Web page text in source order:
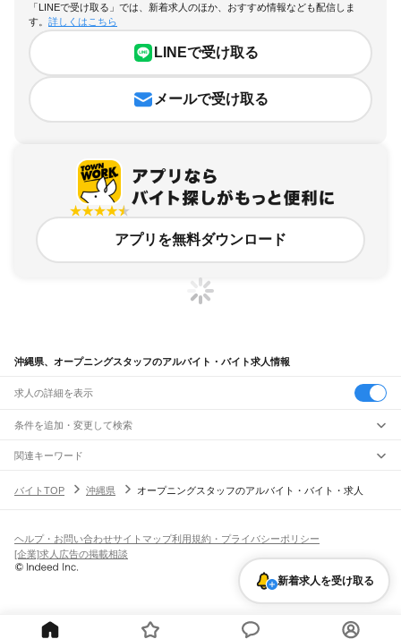
「LINEで受け取る」では、新着求人のほか、おすすめ情報なども配信しま
す。 詳しくはこちら
LINEで受け取る
メールで受け取る
アプリを無料ダウンロード
沖縄県、オープニングスタッフのアルバイト・バイト求人情報
求人の詳細を表示
条件を追加・変更して検索
市区町村を追加・変更
沖縄県すべて
駅を追加・変更
那覇空港駅
赤嶺駅 小禄駅 奥武山公園駅壺川駅 旭橋駅 県庁前駅 美栄橋駅
安里駅
おもろまち駅 古島駅
てだこ浦西駅
飲食・フードサービス
飲食・フードサービス
ホールスタッフ
皿洗い・洗い場精肉・鮮魚加工
バー（BAR）・バーテンダー
飲食店（店長・マネージャー）
営業・販売
特徴を追加・変更
人気
髪型・髪色自由ひげOKネイルOK
留学生・外国人活躍中
短期 単発・1日OK 期間限定（春夏冬休み等）
契約社員
関連キーワード
沖縄県 オープニングスタッフ コンビニスタッフ沖縄県 オープニング
バイトTOP 沖縄県 オープニングスタッフのアルバイト・バイト・求人
新着求人を受け取る
ヘルプ・お問い合わせサイトマップ利用規約・プライバシーポリシー
[企業]求人広告の掲載相談